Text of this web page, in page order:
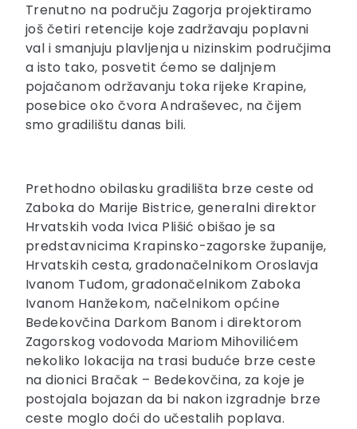
Trenutno na području Zagorja projektiramo
još četiri retencije koje zadržavaju poplavni
val i smanjuju plavljenja u nizinskim područjima
a isto tako, posvetit ćemo se daljnjem
pojačanom održavanju toka rijeke Krapine,
posebice oko čvora Andraševec, na čijem
smo gradilištu danas bili.
Prethodno obilasku gradilišta brze ceste od
Zaboka do Marije Bistrice, generalni direktor
Hrvatskih voda Ivica Plišić obišao je sa
predstavnicima Krapinsko-zagorske županije,
Hrvatskih cesta, gradonačelnikom Oroslavja
Ivanom Tuđom, gradonačelnikom Zaboka
Ivanom Hanžekom, načelnikom općine
Bedekovčina Darkom Banom i direktorom
Zagorskog vodovoda Mariom Mihovilićem
nekoliko lokacija na trasi buduće brze ceste
na dionici Bračak – Bedekovčina, za koje je
postojala bojazan da bi nakon izgradnje brze
ceste moglo doći do učestalih poplava.